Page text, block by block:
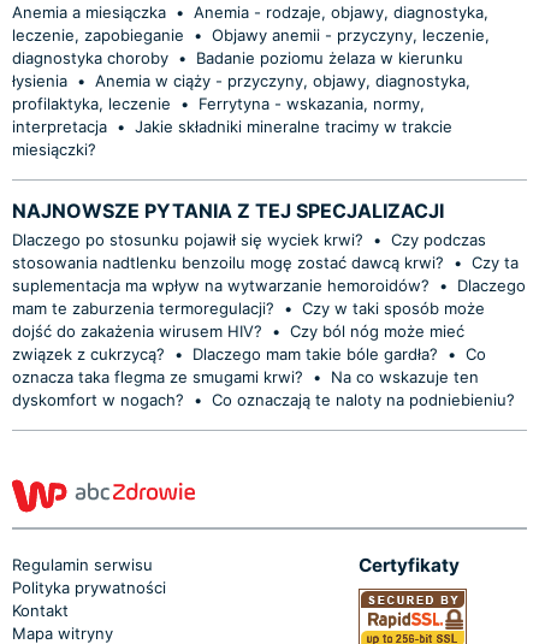
Anemia a miesiączka • Anemia - rodzaje, objawy, diagnostyka,
leczenie, zapobieganie
• Objawy anemii - przyczyny, leczenie,
diagnostyka choroby •
Badanie poziomu żelaza w kierunku
łysienia • Anemia w ciąży - przyczyny, objawy, diagnostyka,
profilaktyka, leczenie
•
Ferrytyna - wskazania, normy,
interpretacja • Jakie składniki mineralne tracimy w trakcie
miesiączki?
NAJNOWSZE PYTANIA Z TEJ SPECJALIZACJI
Dlaczego po stosunku pojawił się wyciek krwi? • Czy podczas
stosowania nadtlenku benzoilu mogę zostać dawcą krwi?
• Czy ta
suplementacja ma wpływ na wytwarzanie hemoroidów?
•
Dlaczego
mam te zaburzenia termoregulacji?
• Czy w taki sposób może
dojść do zakażenia wirusem HIV?
• Czy ból nóg może mieć
związek z cukrzycą?
• Dlaczego mam takie bóle gardła? • Co
oznacza taka flegma ze smugami krwi?
•
Na co wskazuje ten
dyskomfort w nogach?
• Co oznaczają te naloty na podniebieniu?
Regulamin serwisu
Polityka prywatności
Kontakt
Mapa witryny
Certyfikaty